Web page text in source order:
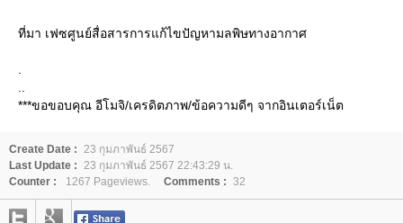
ที่มา เฟซศูนย์สื่อสารการแก้ไขปัญหามลพิษทางอากาศ
.
..
***ขอขอบคุณ อีโมจิ/เครดิตภาพ/ข้อความดีๆ จากอินเตอร์เน็ต
Create Date : 23 กุมภาพันธ์ 2567
Last Update : 23 กุมภาพันธ์ 2567 22:43:29 น.
Counter :
1267 Pageviews. Comments : 32